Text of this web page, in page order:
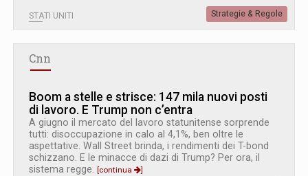
STATI UNITI Strategie & Regole
Cnn
Boom a stelle e strisce: 147 mila nuovi posti
di lavoro. E Trump non c’entra
A giugno il mercato del lavoro statunitense sorprende
tutti: disoccupazione in calo al 4,1%, ben oltre le
aspettative. Wall Street brinda, i rendimenti dei T-bond
schizzano. E le minacce di dazi di Trump? Per ora, il
sistema regge.
[continua
]